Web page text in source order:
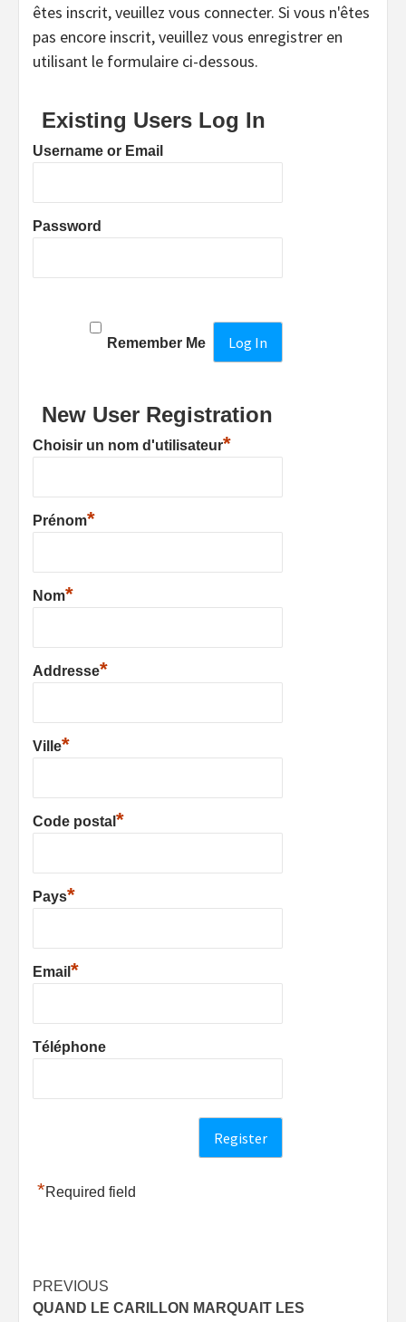
êtes inscrit, veuillez vous connecter. Si vous n'êtes
pas encore inscrit, veuillez vous enregistrer en
utilisant le formulaire ci-dessous.
Existing Users Log In
Username or Email
Password
Remember Me
New User Registration
Choisir un nom d'utilisateur*
Prénom*
Nom*
Addresse*
Ville*
Code postal *
Pays*
Email *
Téléphone
*Required field
Post
PREVIOUS
QUAND LE CARILLON MARQUAIT LES